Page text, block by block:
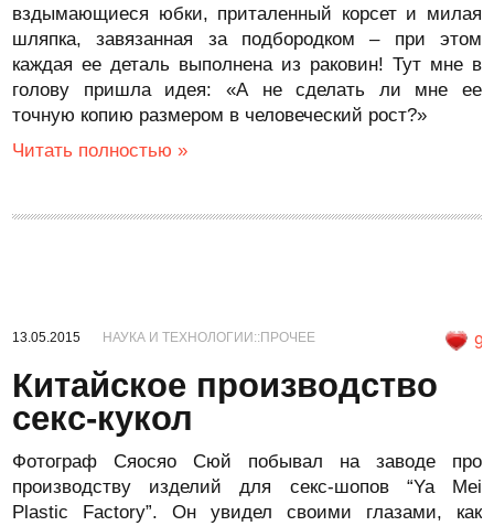
вздымающиеся юбки, приталенный корсет и милая
шляпка, завязанная за подбородком – при этом
каждая ее деталь выполнена из раковин! Тут мне в
голову пришла идея: «А не сделать ли мне ее
точную копию размером в человеческий рост?»
Читать полностью »
13.05.2015 НАУКА И ТЕХНОЛОГИИ::ПРОЧЕЕ 9
Китайское производство
секс-кукол
Фотограф Сяосяо Сюй побывал на заводе про
производству изделий для секс-шопов “Ya Mei
Plastic Factory”. Он увидел своими глазами, как